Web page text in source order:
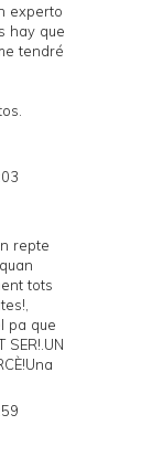
experto
hay que
tendré
repte
tots
pa que